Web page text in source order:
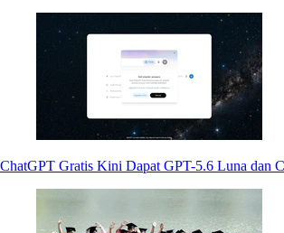
ChatGPT Gratis Kini Dapat GPT-5.6 Luna dan